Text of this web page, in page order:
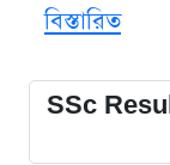
বিস্তারিত
SSc Result